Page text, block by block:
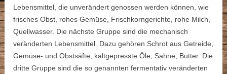
Lebensmittel, die unverändert genossen werden können, wie
frisches Obst, rohes Gemüse, Frischkorngerichte, rohe Milch,
Quellwasser. Die nächste Gruppe sind die mechanisch
veränderten Lebensmittel. Dazu gehören Schrot aus Getreide,
Gemüse- und Obstsäfte, kaltgepresste Öle, Sahne, Butter. Die
dritte Gruppe sind die so genannten fermentativ veränderten